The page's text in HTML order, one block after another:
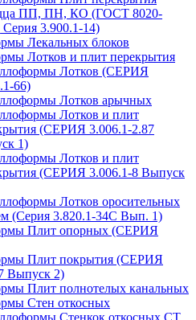
ПП, ПН, КО (ГОСТ 8020-
Серия 3.900.1-14)
Лекальных блоков
Лотков и плит перекрытия
Лотков (СЕРИЯ
66)
Лотков арычных
Лотков и плит
(СЕРИЯ 3.006.1-2.87
1)
Лотков и плит
(СЕРИЯ 3.006.1-8 Выпуск
Лотков оросительных
(Серия 3.820.1-34С Вып. 1)
Плит опорных (СЕРИЯ
Плит покрытия (СЕРИЯ
Выпуск 2)
Плит полнотелых канальных
Стен откосных
Стенкок откосных СТ